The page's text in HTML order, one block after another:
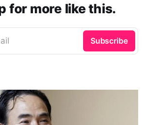
for more like this.
Subscribe